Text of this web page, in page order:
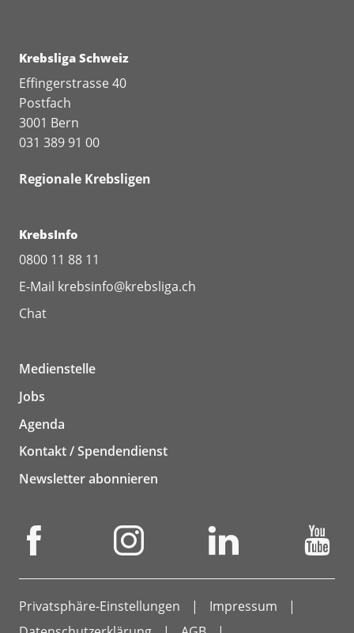
Krebsliga Schweiz
Effingerstrasse 40
Postfach
3001 Bern
031 389 91 00
Regionale Krebsligen
KrebsInfo
0800 11 88 11
E-Mail krebsinfo@krebsliga.ch
Chat
Medienstelle
Jobs
Agenda
Kontakt / Spendendienst
Newsletter abonnieren
Privatsphäre-Einstellungen
Impressum